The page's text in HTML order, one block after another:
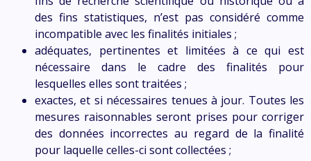
des fins statistiques, n’est pas considéré comme
incompatible avec les finalités initiales ;
adéquates, pertinentes et limitées à ce qui est
nécessaire dans le cadre des finalités pour
lesquelles elles sont traitées ;
exactes, et si nécessaires tenues à jour. Toutes les
mesures raisonnables seront prises pour corriger
des données incorrectes au regard de la finalité
pour laquelle celles-ci sont collectées ;